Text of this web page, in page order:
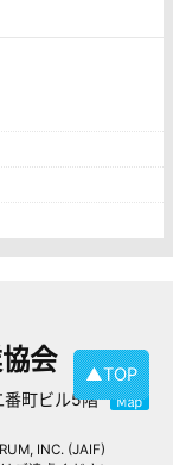
▲TOP
会
町ビル5階
INC. (JAIF)